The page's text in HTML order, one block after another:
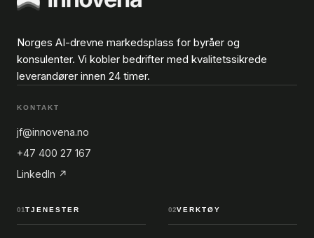
Norges AI-drevne markedsplass for byråer og
konsulenter. Vi kobler bedrifter med kvalitetssikrede
leverandører innen 24 timer.
KONTAKT
jf@innovena.no
+47 400 27 167
LinkedIn ↗
01TJENESTER 02VERKTØY